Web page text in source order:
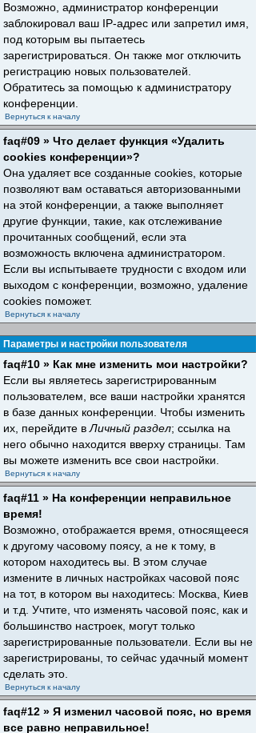
Возможно, администратор конференции
заблокировал ваш IP-адрес или запретил имя,
под которым вы пытаетесь
зарегистрироваться. Он также мог отключить
регистрацию новых пользователей.
Обратитесь за помощью к администратору
конференции.
Вернуться к началу
faq#09 » Что делает функция «Удалить
cookies конференции»?
Она удаляет все созданные cookies, которые
позволяют вам оставаться авторизованными
на этой конференции, а также выполняет
другие функции, такие, как отслеживание
прочитанных сообщений, если эта
возможность включена администратором.
Если вы испытываете трудности с входом или
выходом с конференции, возможно, удаление
cookies поможет.
Вернуться к началу
Параметры и настройки пользователя
faq#10 » Как мне изменить мои настройки?
Если вы являетесь зарегистрированным
пользователем, все ваши настройки хранятся
в базе данных конференции. Чтобы изменить
их, перейдите в Личный раздел; ссылка на
него обычно находится вверху страницы. Там
вы можете изменить все свои настройки.
Вернуться к началу
faq#11 » На конференции неправильное
время!
Возможно, отображается время, относящееся
к другому часовому поясу, а не к тому, в
котором находитесь вы. В этом случае
измените в личных настройках часовой пояс
на тот, в котором вы находитесь: Москва, Киев
и т.д. Учтите, что изменять часовой пояс, как и
большинство настроек, могут только
зарегистрированные пользователи. Если вы не
зарегистрированы, то сейчас удачный момент
сделать это.
Вернуться к началу
faq#12 » Я изменил часовой пояс, но время
все равно неправильное!